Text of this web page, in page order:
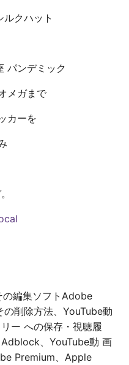
クハット
パンデミック
メガまで
カーを
の編集ソフトAdobe
削除方法、YouTube動
ー への保存・視聴履
、YouTube動 画
Premium、Apple